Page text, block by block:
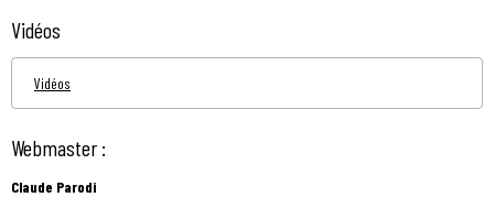
Vidéos
Vidéos
Webmaster :
Claude Parodi